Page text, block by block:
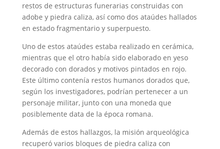
restos de estructuras funerarias construidas con
adobe y piedra caliza, así como dos ataúdes hallados
en estado fragmentario y superpuesto.
Uno de estos ataúdes estaba realizado en cerámica,
mientras que el otro había sido elaborado en yeso
decorado con dorados y motivos pintados en rojo.
Este último contenía restos humanos dorados que,
según los investigadores, podrían pertenecer a un
personaje militar, junto con una moneda que
posiblemente data de la época romana.
Además de estos hallazgos, la misión arqueológica
recuperó varios bloques de piedra caliza con